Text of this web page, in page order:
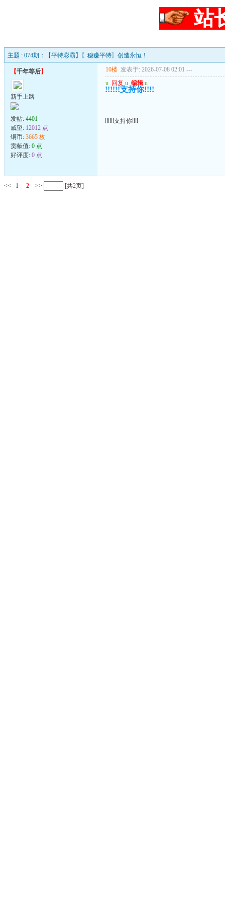
站
主题 : 074期：【平特彩霸】〖稳赚平特〗创造永恒！
【千年等后】
新手上路
发帖: 4401
威望: 12012 点
铜币: 3665 枚
贡献值: 0 点
好评度: 0 点
10楼 发表于: 2026-07-08 02:01 ---
u 回复 u 编辑 u
!!!!!!支持你!!!!
!!!!!!支持你!!!!
<< 1 2 >> [共2页]